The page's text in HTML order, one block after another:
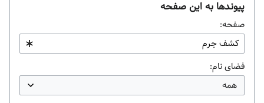
پیوندها به این صفحه
صفحه:
فضای نام: